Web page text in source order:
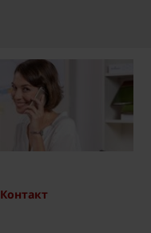
Контакт